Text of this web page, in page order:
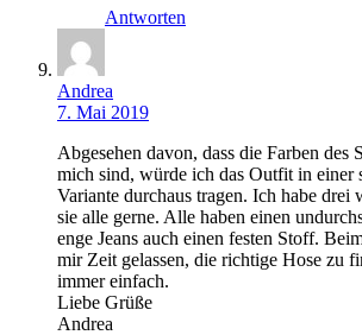
Antworten
Andrea
7. Mai 2019
Abgesehen davon, dass die Farben des
mich sind, würde ich das Outfit in einer
Variante durchaus tragen. Ich habe drei
sie alle gerne. Alle haben einen
enge Jeans auch einen festen Stoff.
mir Zeit gelassen, die richtige Hose zu
immer einfach.
Liebe Grüße
Andrea